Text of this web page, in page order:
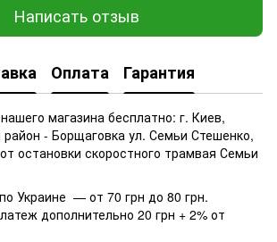
Написать отзыв
Оплата Гарантия
магазина бесплатно: г. Киев,
- Борщаговка ул. Семьи Стешенко,
остановки скоростного трамвая Семьи
Украине — от 70 грн до 80 грн.
дополнительно 20 грн + 2% от